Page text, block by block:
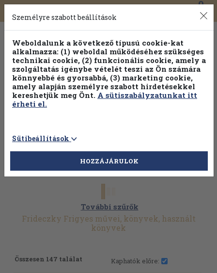
Toggle
navigation
0
További szűrők
Frideczky Frigyes művei, könyvek, használt
könyvek
Összesen 147 találat Kaphatók előre:
Személyre szabott beállítások
Weboldalunk a következő típusú cookie-kat
alkalmazza: (1) weboldal működéséhez szükséges
technikai cookie, (2) funkcionális cookie, amely a
szolgáltatás igénybe vételét teszi az Ön számára
könnyebbé és gyorsabbá, (3) marketing cookie,
amely alapján személyre szabott hirdetésekkel
kereshetjük meg Önt. A sütiszabályzatunkat itt
érheti el.
Sütibeállítások
HOZZÁJÁRULOK